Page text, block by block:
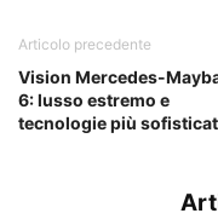
Articolo precedente
Vision Mercedes-
6: lusso estremo e
tecnologie più